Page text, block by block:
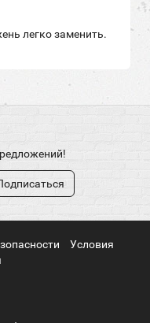
легко заменить.
Условия